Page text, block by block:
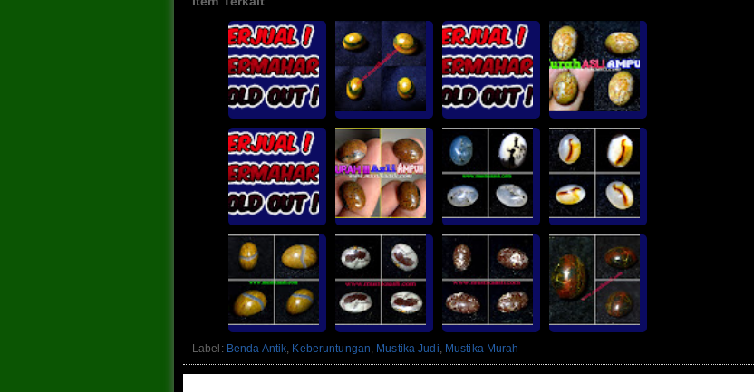
Label: Benda Antik, Keberuntungan, Mustika Judi, Mustika Murah